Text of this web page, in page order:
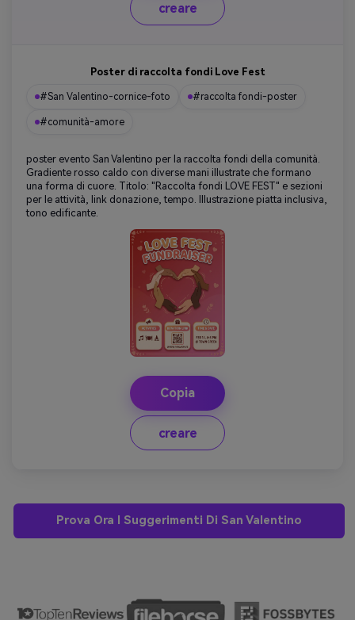
creare
Poster di raccolta fondi Love Fest
#San Valentino-cornice-foto #raccolta fondi-poster
#comunità-amore
poster evento San Valentino per la raccolta fondi della comunità.
Gradiente rosso caldo con diverse mani illustrate che formano
una forma di cuore. Titolo: "Raccolta fondi LOVE FEST" e sezioni
per le attività, link donazione, tempo. Illustrazione piatta inclusiva,
tono edificante.
Copia
creare
Prova Ora I Suggerimenti Di San Valentino